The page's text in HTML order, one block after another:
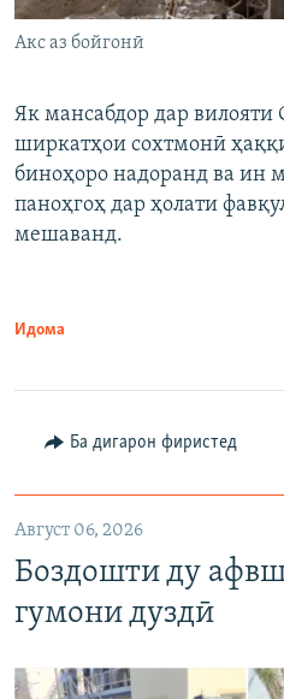
Акс аз бойгонӣ
Як мансабдор дар вилояти
ширкатҳои сохтмонӣ
биноҳоро надоранд ва ин
паноҳгоҳ дар ҳолати
мешаванд.
Идома
Ба дигарон фиристед
Август 06, 2026
Боздошти ду
гумони дуздӣ